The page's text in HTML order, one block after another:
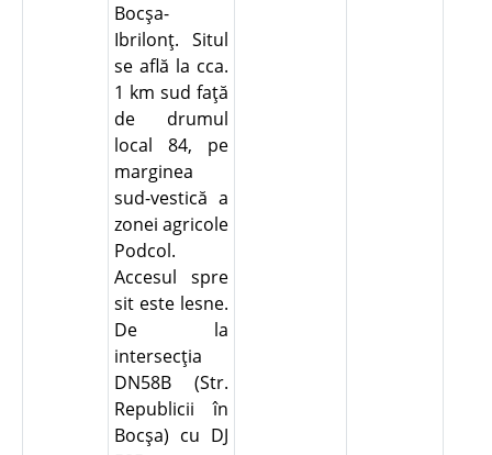
Bocşa-
Ibrilonţ. Situl
se află la cca.
1 km sud faţă
de drumul
local 84, pe
marginea
sud-vestică a
zonei agricole
Podcol.
Accesul spre
sit este lesne.
De la
intersecţia
DN58B (Str.
Republicii în
Bocşa) cu DJ